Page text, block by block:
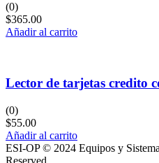
(0)
$365.00
Añadir al carrito
Lector de tarjetas credito
(0)
$55.00
Añadir al carrito
ESI-OP © 2024 Equipos y
Reserved